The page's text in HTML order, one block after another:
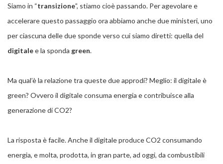
Siamo in “transizione”, stiamo cioè passando. Per agevolare e
accelerare questo passaggio ora abbiamo anche due ministeri, uno
per ciascuna delle due sponde verso cui siamo diretti: quella del
digitalee la sponda green.
Ma qual’è la relazione tra queste due approdi? Meglio: il digitale è
green? Ovvero il digitale consuma energia e contribuisce alla
generazione di CO2?
La risposta è facile. Anche il digitale produce CO2 consumando
energia, e molta, prodotta, in gran parte, ad oggi, da combustibili